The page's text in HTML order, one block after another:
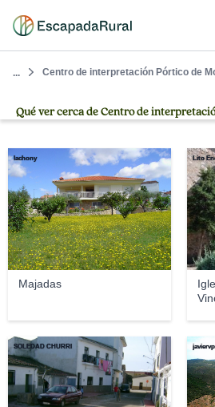
... Centro de interpretación Pórtico de
Qué ver cerca de Centro de
Majadas
lachony Lito
SOLEDAD CHURRI